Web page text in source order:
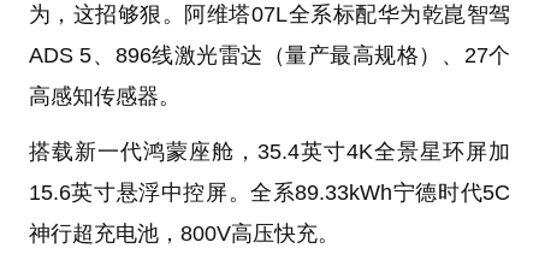
为，这招够狠。阿维塔07L全系标配华为乾崑智驾
ADS 5、896线激光雷达（量产最高规格）、27个
高感知传感器。
搭载新一代鸿蒙座舱，35.4英寸4K全景星环屏加
15.6英寸悬浮中控屏。全系89.33kWh宁德时代5C
神行超充电池，800V高压快充。